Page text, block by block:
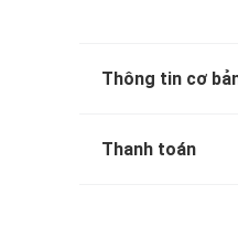
Thông tin cơ
Thanh toán